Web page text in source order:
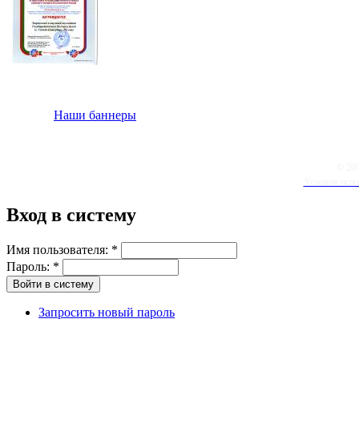
Наши баннеры
Вход в систему
Имя пользователя: *
Пароль: *
Запросить новый пароль